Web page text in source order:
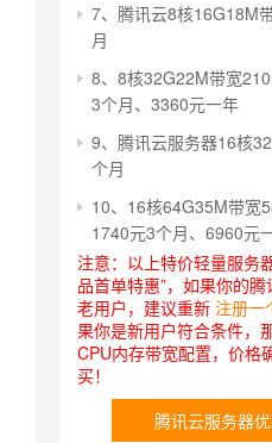
7、腾讯云8核16G18M
月
8、8核32G22M带宽
3个月、3360元一年
9、腾讯云服务器16核
个月
10、16核64G35M带宽
1740元3个月、6960元
注意：以上特价轻量服务
品首单特惠”，如果你的
老用户，建议重新 注册一
果你是新用户符合条件，
CPU内存带宽配置，价格
买！
腾讯云服务器